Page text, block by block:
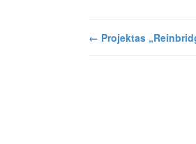
← Projektas